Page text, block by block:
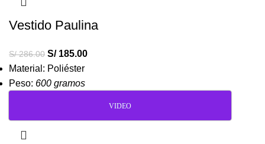
Vestido Paulina
S/286.00 S/185.00
Material: Poliéster
Peso: 600 gramos
VIDEO